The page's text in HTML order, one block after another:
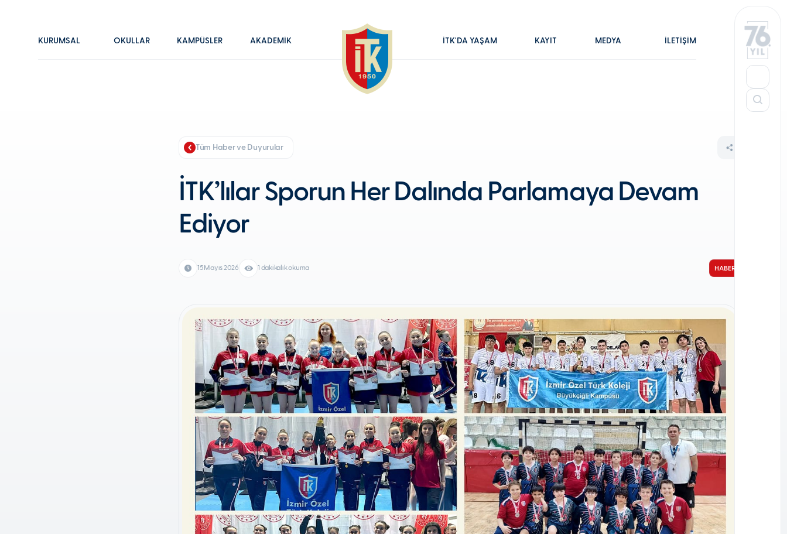
KURUMSAL OKULLAR KAMPÜSLER AKADEMİK İTK'DA YAŞAM KAYIT MEDYA İLETİŞİM
Tüm Haber ve Duyurular
İTK’lılar Sporun Her Dalında Parlamaya Devam
Ediyor
15 Mayıs 2026 1 dakikalık okuma HABER